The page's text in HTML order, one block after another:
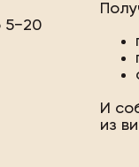
5−20
И
из